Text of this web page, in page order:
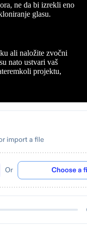
ne da bi izrekli eno
glasu.
ali naložite zvočni
nato ustvari vaš
projektu,